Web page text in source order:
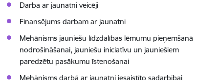
Darba ar jaunatni veicēji
Finansējums darbam ar jaunatni
Mehānisms jauniešu līdzdalības lēmumu pieņemšanā
nodrošināšanai, jauniešu iniciatīvu un jauniešiem
paredzētu pasākumu īstenošanai
Mehānisms darbā ar jaunatni iesaistīto sadarbībai